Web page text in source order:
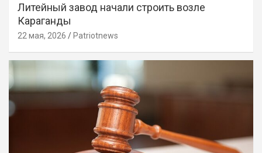
Литейный завод начали строить возле
Караганды
22 мая, 2026 Patriotnews